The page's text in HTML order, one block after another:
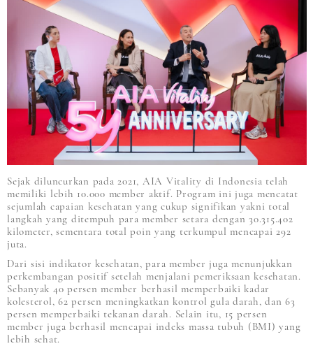
Sejak diluncurkan pada 2021, AIA Vitality di Indonesia telah
memiliki lebih 10.000 member aktif. Program ini juga mencatat
sejumlah capaian kesehatan yang cukup signifikan yakni total
langkah yang ditempuh para member setara dengan 30.315.402
kilometer, sementara total poin yang terkumpul mencapai 292
juta.
Dari sisi indikator kesehatan, para member juga menunjukkan
perkembangan positif setelah menjalani pemeriksaan kesehatan.
Sebanyak 40 persen member berhasil memperbaiki kadar
kolesterol, 62 persen meningkatkan kontrol gula darah, dan 63
persen memperbaiki tekanan darah. Selain itu, 15 persen
member juga berhasil mencapai indeks massa tubuh (BMI) yang
lebih sehat.